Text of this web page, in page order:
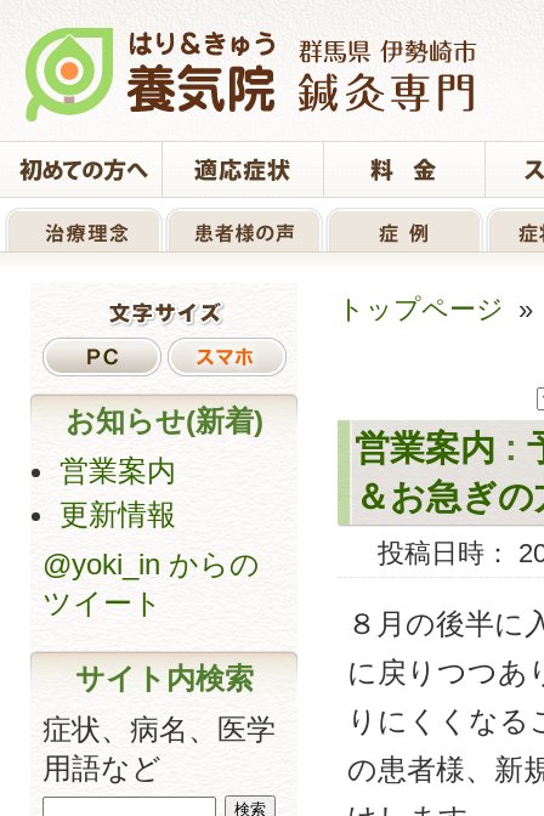
トップページ
営業案内 :
＆お急ぎ
投稿日時：
８月の後半に
に戻りつつあ
りにくくなる
の患者様、新
お知らせ(新着)
営業案内
更新情報
@yoki_in からの
ツイート
サイト内検索
症状、病名、医学
用語など